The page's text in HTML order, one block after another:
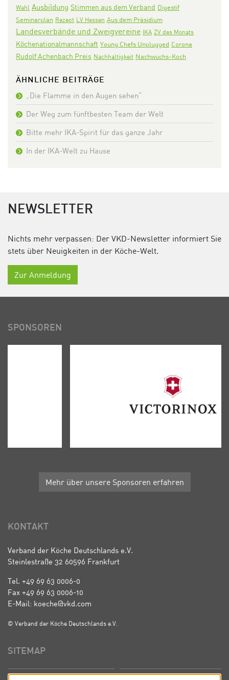
Wahl Ausbildung Stimmen aus dem Verband Digestif
Seminarplan Rezept LV Hessen Aus dem Präsidium
Landesverbände und Zweigvereine IKA ZV des Monats
Köchenationalmannschaft Young Chefs Unplugged Corona
Rudolf Achenbach Preis Nachhaltigkeit Nachwuchs-Koch
ÄHNLICHE BEITRÄGE
„Die Flamme in den Augen sehen“
Der Weg zum fünftbesten Team der Welt
Bitte mehr IKA-Spirit für das ganze Jahr
In der IKA-Welt zu Hause
NEWSLETTER
Nichts mehr verpassen: Der VKD-Newsletter informiert Sie
stets über Neuigkeiten in der Köche-Welt.
Zur Anmeldung
SPONSOREN
Mehr über unsere Sponsoren erfahren
KONTAKT
Verband der Köche Deutschlands e.V.
Steinlestraße 32 60596 Frankfurt
Tel. +49 69 63 0006-0
Fax +49 69 63 0006-10
E-Mail: koeche@vkd.com
© Verband der Köche Deutschlands e.V.
SITEMAP